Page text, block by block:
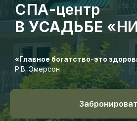
СПА-центр
В УСАДЬБЕ
«Главное богатство-это
Р.В. Эмерсон